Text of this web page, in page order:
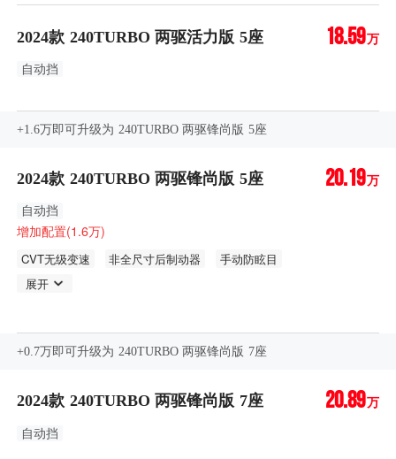
2024款 240TURBO 两驱活力版 5座 18.59万
自动挡
+1.6万即可升级为 240TURBO 两驱锋尚版 5座
2024款 240TURBO 两驱锋尚版 5座 20.19万
自动挡
增加配置(1.6万)
CVT无级变速 非全尺寸后制动器
手动防眩目
展开
+0.7万即可升级为 240TURBO 两驱锋尚版 7座
2024款 240TURBO 两驱锋尚版 7座 20.89万
自动挡